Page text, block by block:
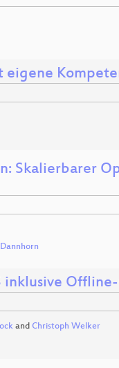
eigene
Skalierbarer
inklusive
and Christoph Welker